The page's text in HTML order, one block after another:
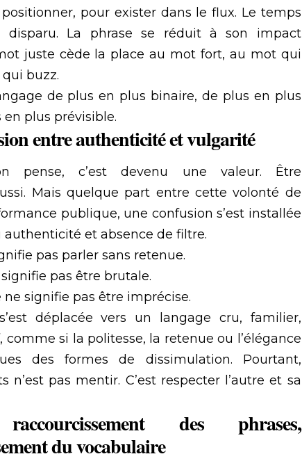
pour exister dans le flux. Le temps
disparu. La phrase se réduit à son impact
juste cède la place au mot fort, au mot qui
buzz.
de plus en plus binaire, de plus en plus
en plus prévisible.
entre authenticité et vulgarité
pense, c’est devenu une valeur. Être
Mais quelque part entre cette volonté de
publique, une confusion s’est installée
authenticité et absence de filtre.
pas parler sans retenue.
pas être brutale.
ne signifie pas être imprécise.
déplacée vers un langage cru, familier,
comme si la politesse, la retenue ou l’élégance
des formes de dissimulation. Pourtant,
n’est pas mentir. C’est respecter l’autre et sa
des phrases,
du vocabulaire